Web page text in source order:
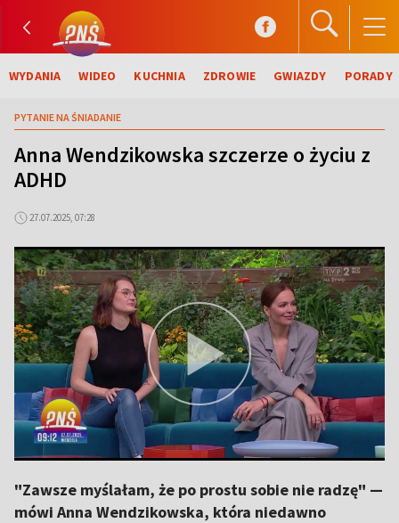
WYDANIA WIDEO KUCHNIA ZDROWIE GWIAZDY PORADY
PYTANIE NA ŚNIADANIE
Anna Wendzikowska szczerze o życiu z
ADHD
27.07.2025, 07:28
"Zawsze myślałam, że po prostu sobie nie radzę" —
mówi Anna Wendzikowska, która niedawno